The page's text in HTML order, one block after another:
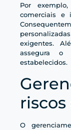
Por
comerciais e
exigentes.
assegura o
estabelecidos.
O